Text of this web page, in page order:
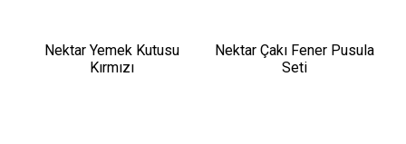
Nektar Yemek Kutusu
Kırmızı
Nektar Çakı Fener Pusula
Seti